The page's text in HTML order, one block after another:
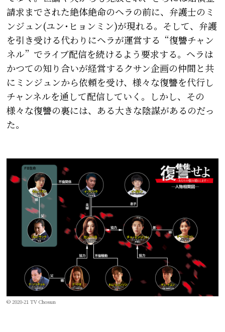
請求までされた絶体絶命のヘラの前に、弁護士のミ
ンジュン(ユン･ヒョンミン)が現れる。そして、弁護
を引き受ける代わりにヘラが運営する“復讐チャン
ネル”でライブ配信を続けるよう要求する。ヘラは
かつての知り合いが経営するクサン企画の仲間と共
にミンジュンから依頼を受け、様々な復讐を代行し
チャンネルを通して配信していく。しかし、その
様々な復讐の裏には、ある大きな陰謀があるのだっ
た――。
© 2020-21 TV Chosun